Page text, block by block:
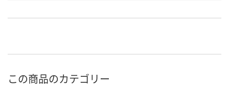
カゴへ
この商品のカテゴリー